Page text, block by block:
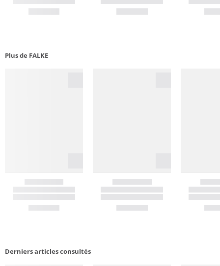
Plus de FALKE
Derniers articles consultés